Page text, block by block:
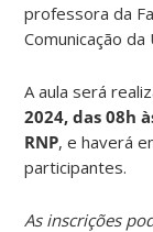
professora da
Comunicação da
A aula será
2024, das 08h
RNP, e haverá
participantes.
As inscrições